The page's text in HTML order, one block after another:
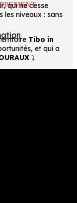
qui ne cesse
les niveaux : sans
Tibo in
et qui a
⤵️